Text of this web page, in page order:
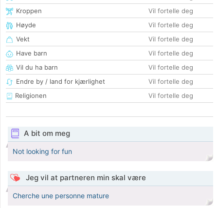
Kroppen
Vil fortelle deg
Høyde
Vil fortelle deg
Vekt
Vil fortelle deg
Have barn
Vil fortelle deg
Vil du ha barn
Vil fortelle deg
Endre by / land for kjærlighet
Vil fortelle deg
Religionen
Vil fortelle deg
A bit om meg
Not looking for fun
Jeg vil at partneren min skal være
Cherche une personne mature